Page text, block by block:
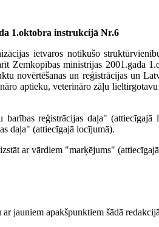
1.oktobra instrukcijā Nr.6
ietvaros notikušo
Zemkopības ministrijas 2001.gada
novērtēšanas un reģistrācijas un
aptieku, veterināro zāļu
reģistrācijas daļa"
daļa" (attiecīgajā locījumā).
ar vārdiem "marķējums"
jauniem apakšpunktiem šādā